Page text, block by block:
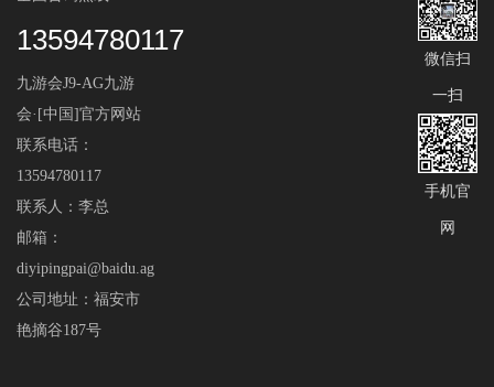
13594780117
九游会J9-AG九游
会·[中国]官方网站
联系电话：
13594780117
联系人：李总
邮箱：
diyipingpai@baidu.ag
公司地址：福安市
艳摘谷187号
微信扫
一扫
手机官
网